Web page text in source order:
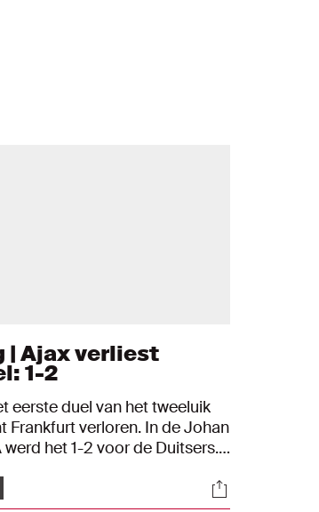
| Ajax verliest
1-2
eerste duel van het tweeluik
Frankfurt verloren. In de Johan
het 1-2 voor de Duitsers.
Socials